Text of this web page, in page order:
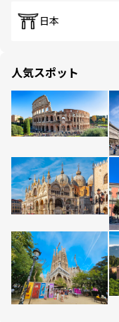
日本
人気スポット